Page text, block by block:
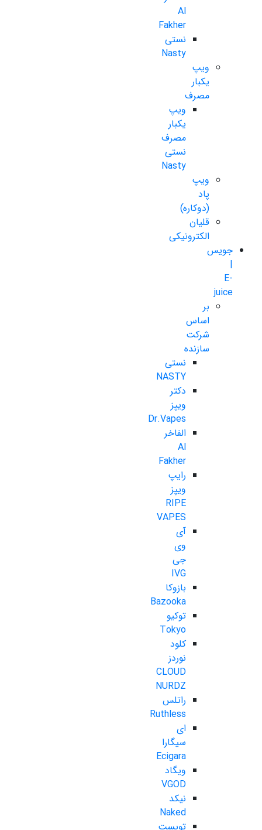
Al
Fakher
نستی
Nasty
ویپ
یکبار
مصرف
ویپ
یکبار
مصرف
نستی
Nasty
ویپ
پاد
(دوکاره)
قلیان
الکترونیکی
جویس
|
E-
juice
بر
اساس
شرکت
سازنده
نستی
NASTY
دکتر
ویپز
Dr.Vapes
الفاخر
Al
Fakher
رایپ
ویپز
RIPE
VAPES
آی
وی
جی
IVG
بازوکا
Bazooka
توکیو
Tokyo
کلود
نوردز
CLOUD
NURDZ
راتلس
Ruthless
ای
سیگارا
Ecigara
ویگاد
VGOD
نیکد
Naked
تویست